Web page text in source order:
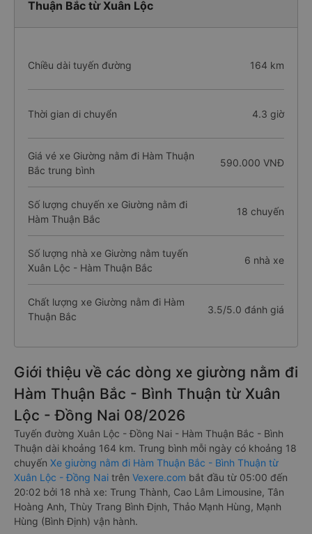
Chiều dài tuyến đường 164 km
Thời gian di chuyển 4.3 giờ
Giá vé xe Giường nằm đi Hàm Thuận
Bắc trung bình
590.000 VNĐ
Số lượng chuyến xe Giường nằm đi
Hàm Thuận Bắc
18 chuyến
Số lượng nhà xe Giường nằm tuyến
Xuân Lộc - Hàm Thuận Bắc
6 nhà xe
Thuận Bắc
Giới thiệu về các dòng xe giường nằm đi
Hàm Thuận Bắc - Bình Thuận từ Xuân
Lộc - Đồng Nai 08/2026
Tuyến đường Xuân Lộc - Đồng Nai - Hàm Thuận Bắc - Bình
Thuận dài khoảng 164 km. Trung bình mỗi ngày có khoảng 18
chuyến Xe giường nằm đi Hàm Thuận Bắc - Bình Thuận từ
Xuân Lộc - Đồng Nai trên Vexere.com